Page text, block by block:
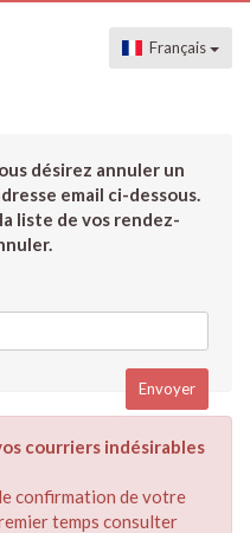
Français
désirez annuler un
email ci-dessous.
liste de vos rendez-
courriers indésirables
confirmation de votre
temps consulter